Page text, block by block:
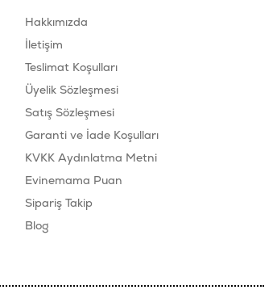
Hakkımızda
İletişim
Teslimat Koşulları
Üyelik Sözleşmesi
Satış Sözleşmesi
Garanti ve İade Koşulları
KVKK Aydınlatma Metni
Evinemama Puan
Sipariş Takip
Blog